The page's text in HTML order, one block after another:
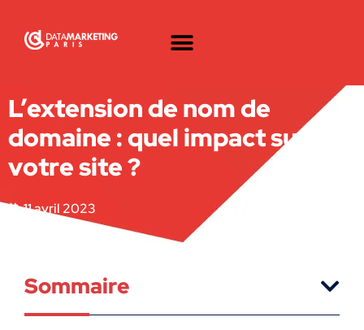
L’extension de nom de
domaine : quel impact sur
votre site ?
11 avril 2023
Sommaire